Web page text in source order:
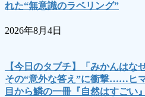
れた“無意識のラベリング”
2026年8月4日
【今日のタブチ】「みかんはな
その“意外な答え”に衝撃……ヒ
目から鱗の一冊『自然はすごい』